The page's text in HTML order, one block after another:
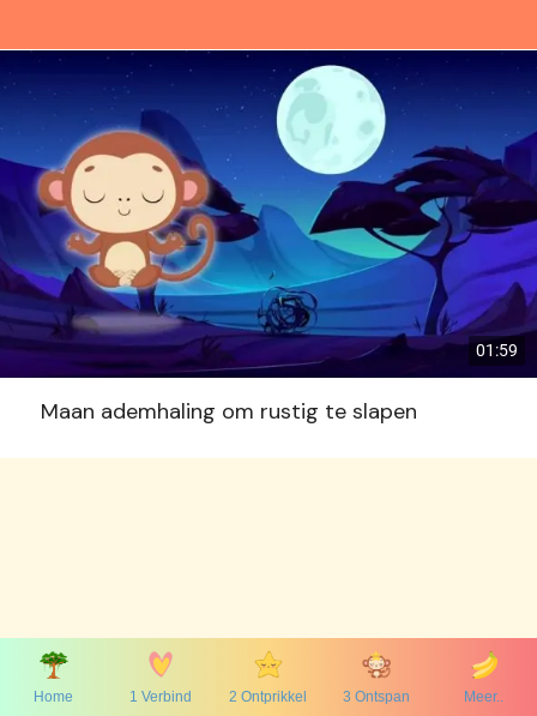
01:59
Maan ademhaling om rustig te slapen
Home 1 Verbind 2 Ontprikkel 3 Ontspan Meer..